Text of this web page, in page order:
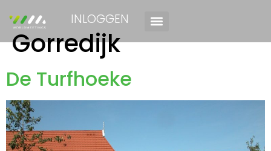
INLOGGEN
Gorredijk
De Turfhoeke